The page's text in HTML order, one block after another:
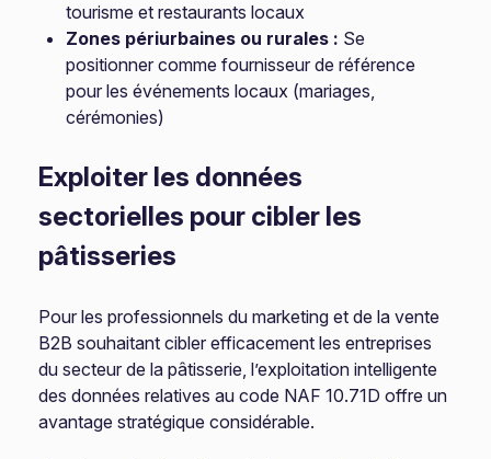
tourisme et restaurants locaux
Zones périurbaines ou rurales : Se
positionner comme fournisseur de référence
pour les événements locaux (mariages,
cérémonies)
Exploiter les données
sectorielles pour cibler les
pâtisseries
Pour les professionnels du marketing et de la vente
B2B souhaitant cibler efficacement les entreprises
du secteur de la pâtisserie, l’exploitation intelligente
des données relatives au code NAF 10.71D offre un
avantage stratégique considérable.